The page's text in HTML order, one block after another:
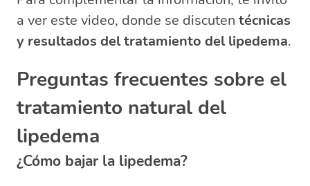
a ver este video, donde se discuten técnicas
y resultados del tratamiento del lipedema.
Preguntas frecuentes sobre el
tratamiento natural del
lipedema
¿Cómo bajar la lipedema?